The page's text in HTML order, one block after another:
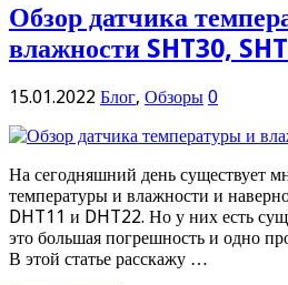
Обзор датчика
влажности SHT30,
15.01.2022 Блог, Обзоры 0
На сегодняшний день существует
температуры и влажности и
DHT11 и DHT22. Но у них есть
это большая погрешность и одно
В этой статье расскажу …